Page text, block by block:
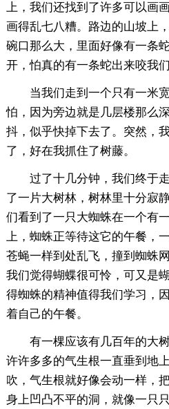
上，我们还找到了许多可以画
画得乱七八糟。路边的山坡上
碗口那么大，里面好像有一条
开，怕真的有一条蛇出来咬我们
当我们走到一个只有一米
怕，因为旁边就是几层楼那么
抖，似乎快掉下去了。突然，
了，好在我抓住了树藤。
过了十几分钟，我们终于
了一片大树林，树林里十分寂
们看到了一只大蜘蛛在一个有
上，蜘蛛正等待这它的午餐，
苍蝇一样到处乱飞，撞到蜘蛛
我们觉得蝴蝶很可怜，可又是
得蜘蛛的精神值得我们学习，
着自己的午餐。
有一棵应该有几百年的大
许许多多的气生根一直垂到地
吹，气生根就好像会动一样，
身上凹凸不平的洞，就像一只